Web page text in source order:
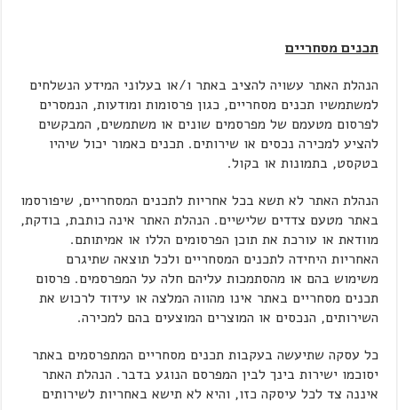
תכנים מסחריים
הנהלת האתר עשויה להציב באתר ו/או בעלוני המידע הנשלחים
למשתמשיו תכנים מסחריים, כגון פרסומות ומודעות, הנמסרים
לפרסום מטעמם של מפרסמים שונים או משתמשים, המבקשים
להציע למכירה נכסים או שירותים. תכנים כאמור יכול שיהיו
בטקסט, בתמונות או בקול.
הנהלת האתר לא תשא בכל אחריות לתכנים המסחריים, שיפורסמו
באתר מטעם צדדים שלישיים. הנהלת האתר אינה כותבת, בודקת,
מוודאת או עורכת את תוכן הפרסומים הללו או אמיתותם.
האחריות היחידה לתכנים המסחריים ולכל תוצאה שתיגרם
משימוש בהם או מהסתמכות עליהם חלה על המפרסמים. פרסום
תכנים מסחריים באתר אינו מהווה המלצה או עידוד לרכוש את
השירותים, הנכסים או המוצרים המוצעים בהם למכירה.
כל עסקה שתיעשה בעקבות תכנים מסחריים המתפרסמים באתר
יסוכמו ישירות בינך לבין המפרסם הנוגע בדבר. הנהלת האתר
איננה צד לכל עיסקה כזו, והיא לא תישא באחריות לשירותים